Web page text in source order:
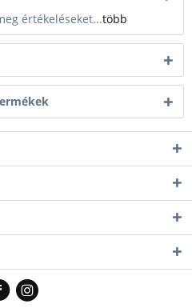
32000 Ft
üzletünkben!
Kiszállítás esetén
kb. 1-3 munkanap
Ft
azonnal átvehető
kb. 1-3 munkanap
azonnal átvehető
Kiszállítás esetén
Ft
Személyesen
üzletünkben!
értékeléseket...több